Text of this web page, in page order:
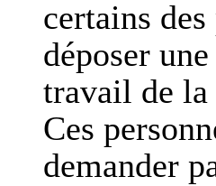
certains
déposer
travail de
Ces
demander